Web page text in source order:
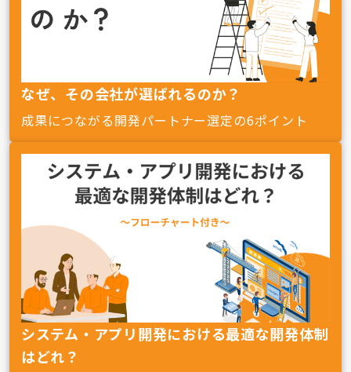
なぜ、その会社が選ばれるのか？
成果につながる開発パートナー選定の6ポイント
システム・アプリ開発における最適な開発体制
はどれ？